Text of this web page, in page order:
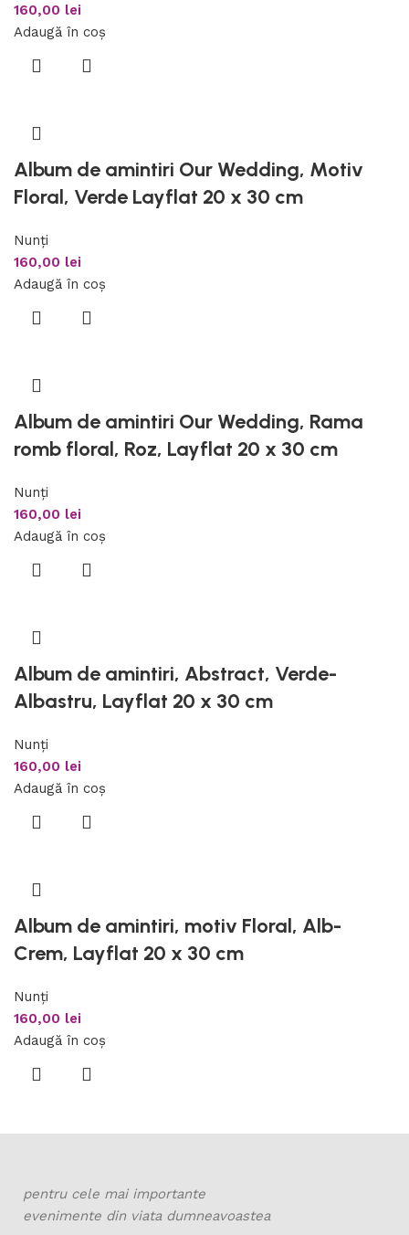
160,00 lei
Adaugă în coș
Album de amintiri Our Wedding, Motiv
Floral, Verde Layflat 20 x 30 cm
Nunți
160,00 lei
Adaugă în coș
Album de amintiri Our Wedding, Rama
romb floral, Roz, Layflat 20 x 30 cm
Nunți
160,00 lei
Adaugă în coș
Album de amintiri, Abstract, Verde-
Albastru, Layflat 20 x 30 cm
Nunți
160,00 lei
Adaugă în coș
Album de amintiri, motiv Floral, Alb-
Crem, Layflat 20 x 30 cm
Nunți
160,00 lei
Adaugă în coș
pentru cele mai importante
evenimente din viata dumneavoastea